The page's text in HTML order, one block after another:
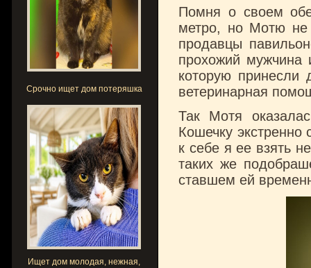
Срочно ищет дом потеряшка
Ищет дом молодая, нежная,
Помня о своем
метро, но Мотю
продавцы
прохожий мужчина
которую принесли
ветеринарная
Так Мотя
Кошечку
к себе я ее взять
таких же
ставшем ей